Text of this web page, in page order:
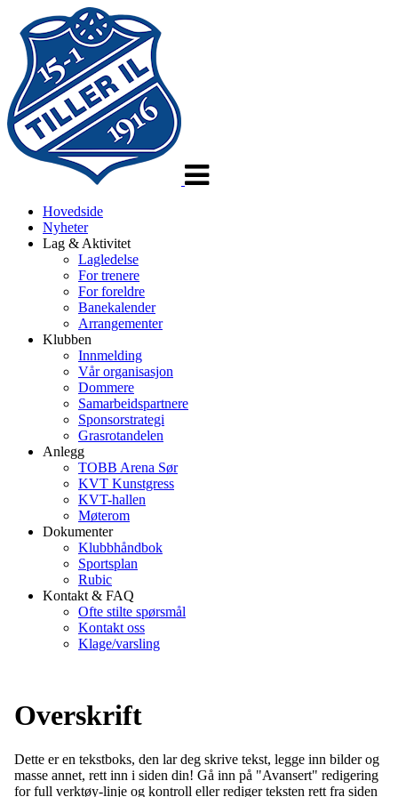
Hovedside
Nyheter
Lag & Aktivitet
Lagledelse
For trenere
For foreldre
Banekalender
Arrangementer
Klubben
Innmelding
Vår organisasjon
Dommere
Samarbeidspartnere
Sponsorstrategi
Grasrotandelen
Anlegg
TOBB Arena Sør
KVT Kunstgress
KVT-hallen
Møterom
Dokumenter
Klubbhåndbok
Sportsplan
Rubic
Kontakt & FAQ
Ofte stilte spørsmål
Kontakt oss
Klage/varsling
Overskrift
Dette er en tekstboks, den lar deg skrive tekst, legge inn bilder og
masse annet, rett inn i siden din! Gå inn på "Avansert" redigering
for full verktøy-linje og kontroll eller rediger teksten rett fra siden